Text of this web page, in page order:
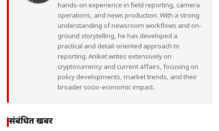
hands-on experience in field reporting, camera
operations, and news production. With a strong
understanding of newsroom workflows and on-
ground storytelling, he has developed a
practical and detail-oriented approach to
reporting. Aniket writes extensively on
cryptocurrency and current affairs, focusing on
policy developments, market trends, and their
broader socio-economic impact.
संबंधित खबरें